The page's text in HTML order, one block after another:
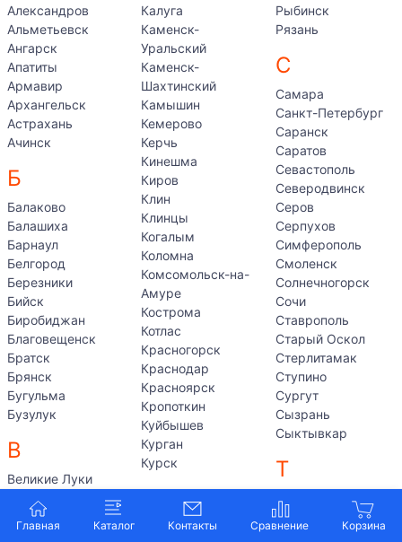
Главная Каталог Контакты
Александров
Альметьевск
Ангарск
Апатиты
Армавир
Архангельск
Астрахань
Ачинск
Б
Балаково
Балашиха
Барнаул
Белгород
Березники
Бийск
Биробиджан
Благовещенск
Братск
Брянск
Бугульма
Бузулук
В
Великие Луки
Великий Новгород
Владивосток
Калуга
Каменск-
Уральский
Каменск-
Шахтинский
Камышин
Кемерово
Керчь
Кинешма
Киров
Клин
Клинцы
Когалым
Коломна
Комсомольск-на-
Амуре
Кострома
Котлас
Красногорск
Краснодар
Красноярск
Кропоткин
Куйбышев
Курган
Курск
Л
Лабытнанги
Рыбинск
Рязань
С
Самара
Санкт-Петербург
Саранск
Саратов
Севастополь
Северодвинск
Серов
Серпухов
Симферополь
Смоленск
Солнечногорск
Сочи
Ставрополь
Старый Оскол
Стерлитамак
Ступино
Сургут
Сызрань
Сыктывкар
Т
Таганрог
Тамбов